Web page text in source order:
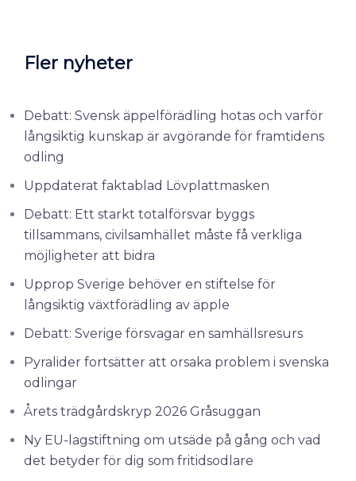
Fler nyheter
Debatt: Svensk äppelförädling hotas och varför
långsiktig kunskap är avgörande för framtidens
odling
Uppdaterat faktablad Lövplattmasken
Debatt: Ett starkt totalförsvar byggs
tillsammans, civilsamhället måste få verkliga
möjligheter att bidra
Upprop Sverige behöver en stiftelse för
långsiktig växtförädling av äpple
Debatt: Sverige försvagar en samhällsresurs
Pyralider fortsätter att orsaka problem i svenska
odlingar
Årets trädgårdskryp 2026 Gråsuggan
Ny EU-lagstiftning om utsäde på gång och vad
det betyder för dig som fritidsodlare